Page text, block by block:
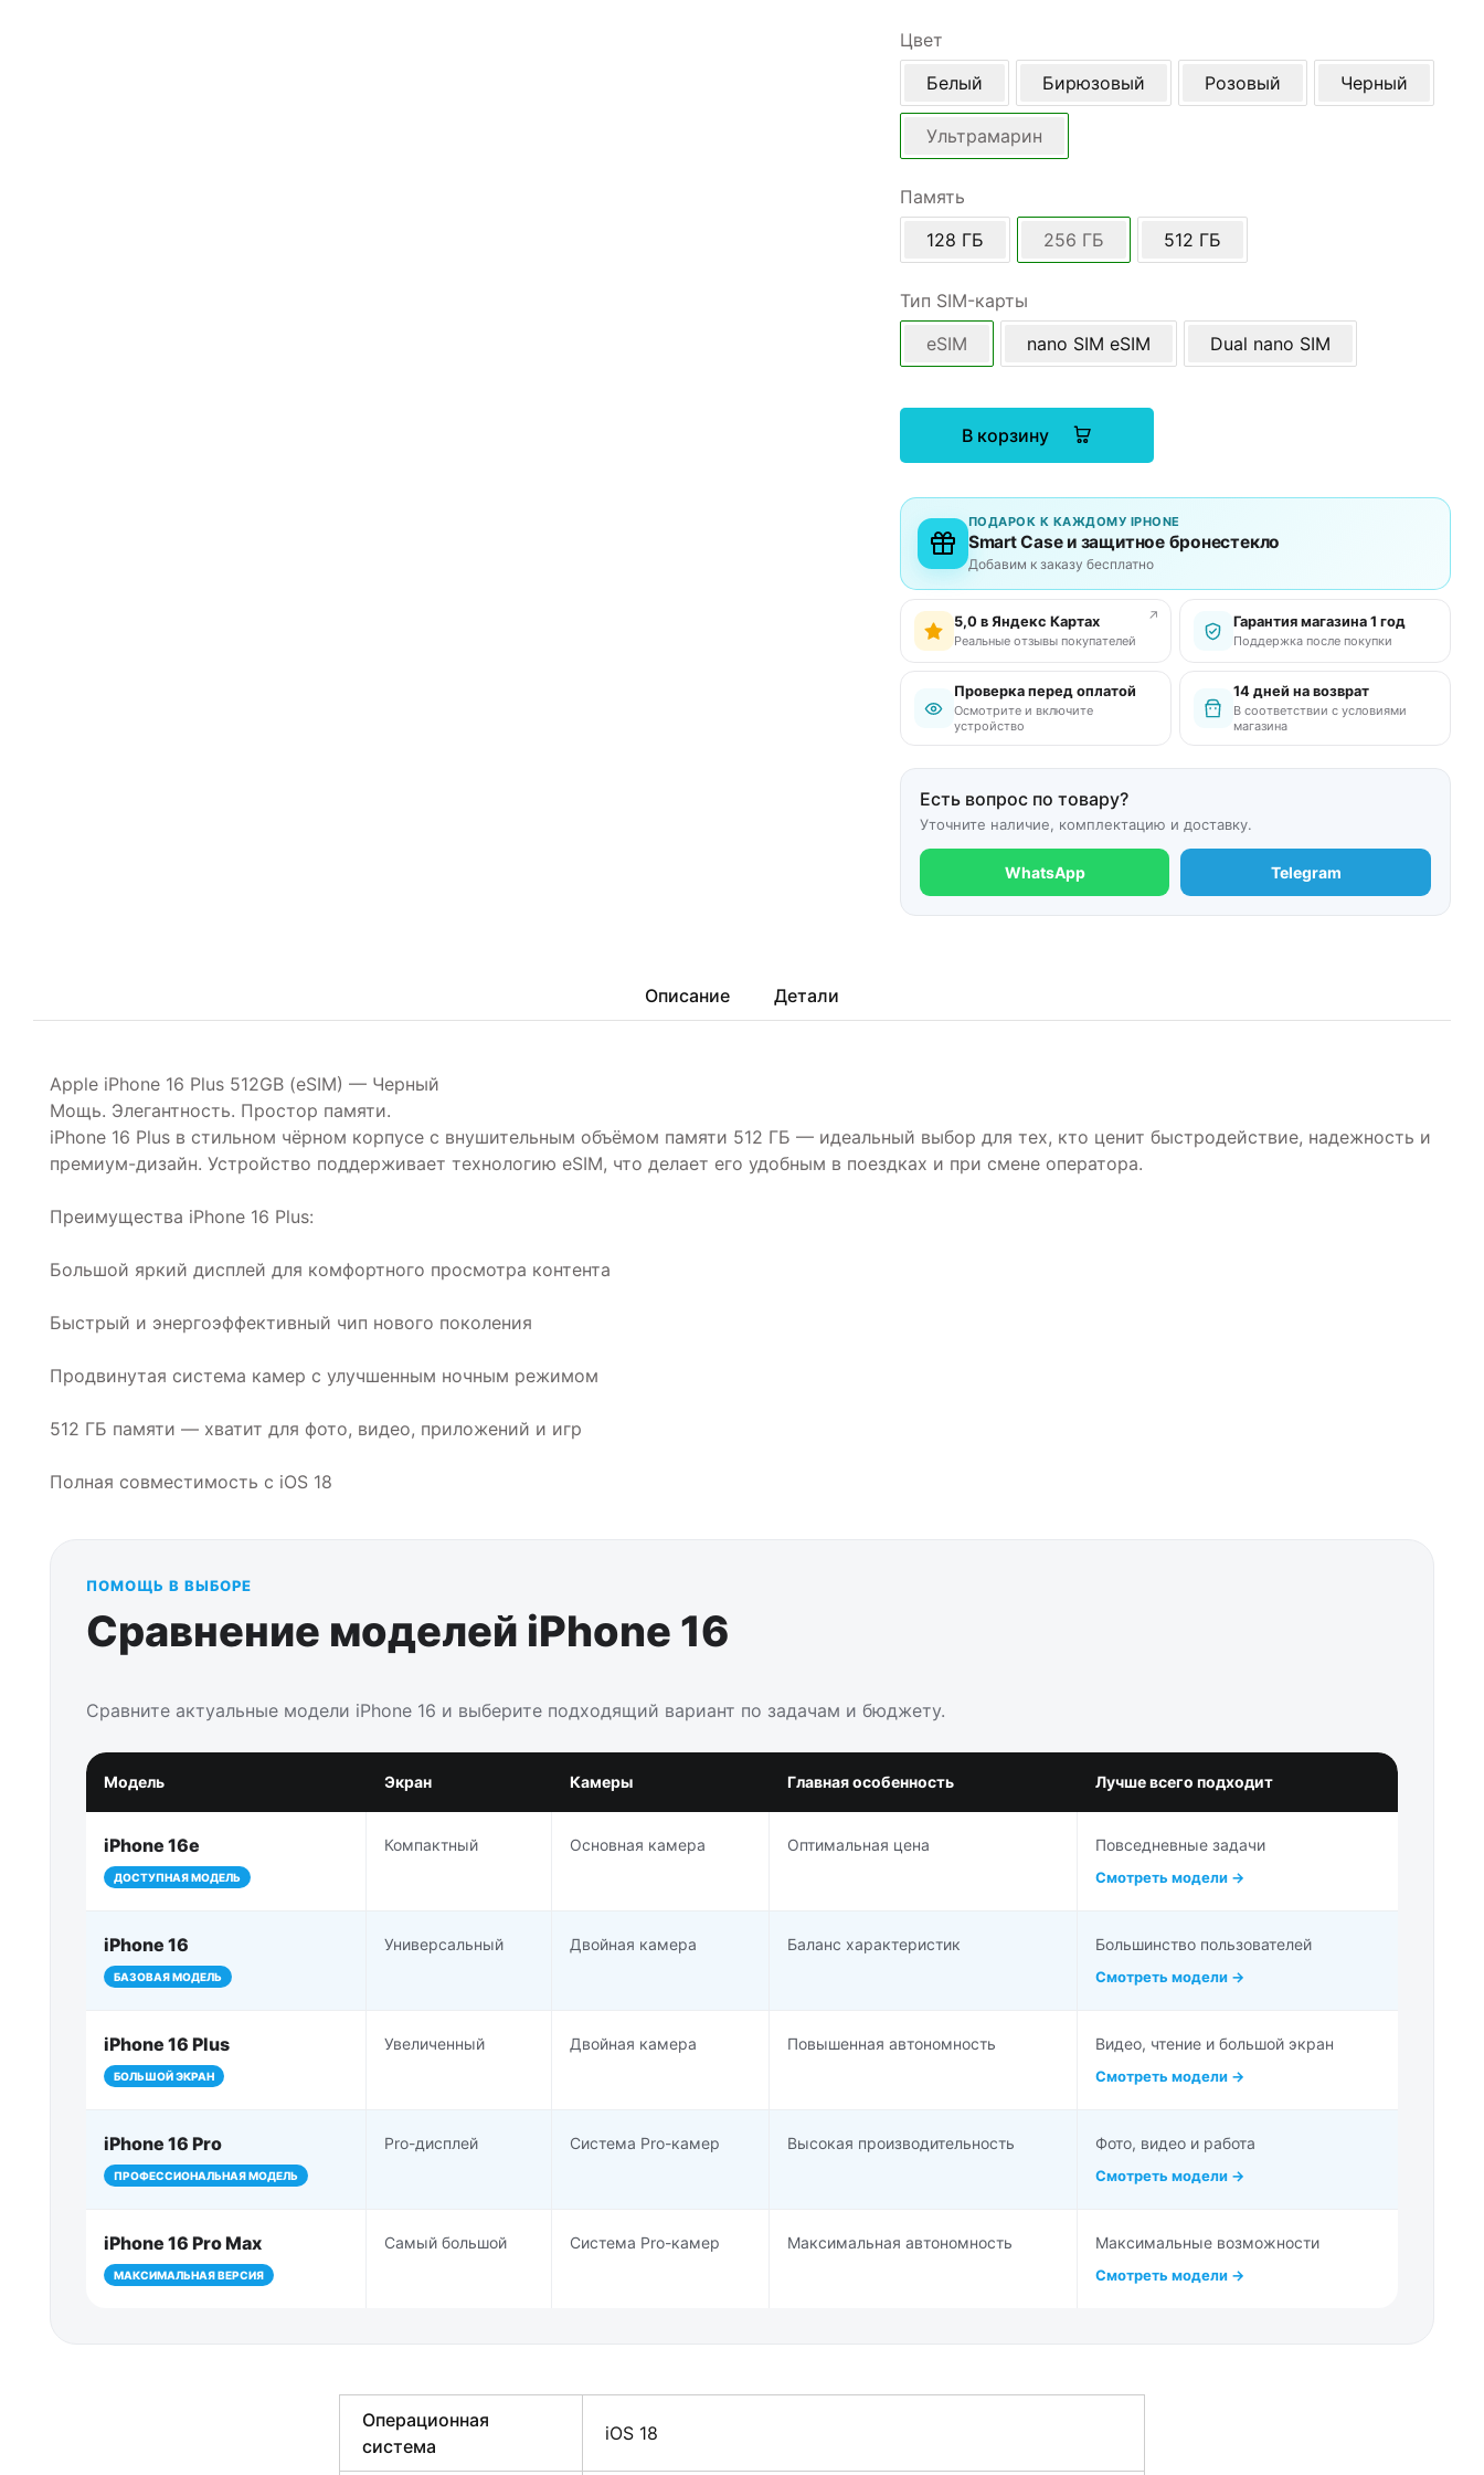
Цвет
Белый
Бирюзовый Розовый Черный
Ультрамарин
Память
128 ГБ
256 ГБ 512 ГБ
Тип SIM-карты
eSIM
nano SIM eSIM Dual nano SIM
В корзину
ПОДАРОК К КАЖДОМУ IPHONE
Smart Case и защитное бронестекло
Добавим к заказу бесплатно
5,0 в Яндекс Картах
Реальные отзывы покупателей
↗ Гарантия магазина 1 год
Поддержка после покупки
Проверка перед оплатой
Осмотрите и включите
устройство
14 дней на возврат
В соответствии с условиями
магазина
Есть вопрос по товару?
Уточните наличие, комплектацию и доставку.
WhatsApp Telegram
Описание Детали
Apple iPhone 16 Plus 512GB (eSIM) — Черный
Мощь. Элегантность. Простор памяти.
iPhone 16 Plus в стильном чёрном корпусе с внушительным объёмом памяти 512 ГБ — идеальный выбор для тех, кто ценит быстродействие, надежность и
премиум-дизайн. Устройство поддерживает технологию eSIM, что делает его удобным в поездках и при смене оператора.
Преимущества iPhone 16 Plus:
Большой яркий дисплей для комфортного просмотра контента
Быстрый и энергоэффективный чип нового поколения
Продвинутая система камер с улучшенным ночным режимом
512 ГБ памяти — хватит для фото, видео, приложений и игр
Полная совместимость с iOS 18
ПОМОЩЬ В ВЫБОРЕ
Сравнение моделей iPhone 16
Сравните актуальные модели iPhone 16 и выберите подходящий вариант по задачам и бюджету.
Модель Экран Камеры Главная особенность Лучше всего подходит
iPhone 16e
ДОСТУПНАЯ МОДЕЛЬ
Компактный Основная камера Оптимальная цена Повседневные задачи
Смотреть модели →
iPhone 16
БАЗОВАЯ МОДЕЛЬ
Универсальный Двойная камера Баланс характеристик Большинство пользователей
Смотреть модели →
iPhone 16 Plus
БОЛЬШОЙ ЭКРАН
Увеличенный Двойная камера Повышенная автономность Видео, чтение и большой экран
Смотреть модели →
iPhone 16 Pro
ПРОФЕССИОНАЛЬНАЯ МОДЕЛЬ
Pro-дисплей Система Pro-камер Высокая производительность Фото, видео и работа
Смотреть модели →
iPhone 16 Pro Max
МАКСИМАЛЬНАЯ ВЕРСИЯ
Самый большой Система Pro-камер Максимальная автономность Максимальные возможности
Смотреть модели →
Операционная
система
iOS 18